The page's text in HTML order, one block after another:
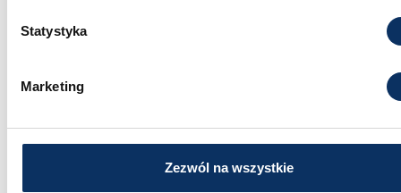
Statystyka
Marketing
Zezwól na wszystkie
Najnowsze wpisy
Kolejny transport – sportowe sedany, mocny